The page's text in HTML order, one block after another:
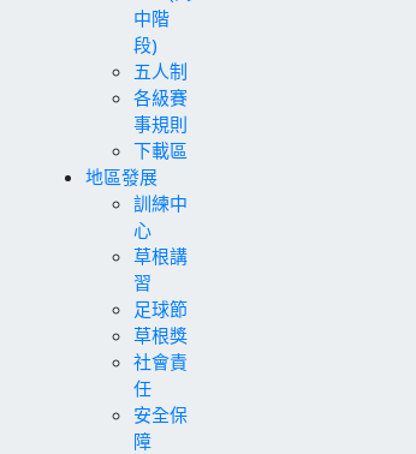
中階
段)
五人制
各級賽
事規則
下載區
地區發展
訓練中
心
草根講
習
足球節
草根獎
社會責
任
安全保
障